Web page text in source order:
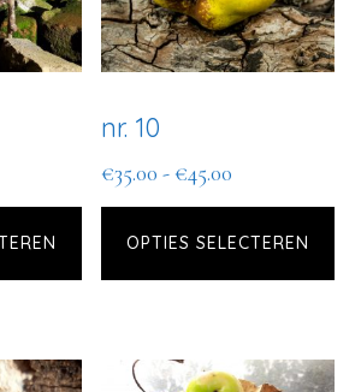
Dit
product
heeft
variaties.
nr. 10
€35.00 - €45.00
€35.00
tot
OPTIES SELECTEREN